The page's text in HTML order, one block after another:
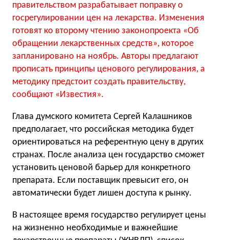
правительством разрабатывает поправку о
госрегулировании цен на лекарства. Изменения
готовят ко второму чтению законопроекта «Об
обращении лекарственных средств», которое
запланировано на ноябрь. Авторы предлагают
прописать принципы ценового регулирования, а
методику предстоит создать правительству,
сообщают «Известия».
Глава думского комитета Сергей Калашников
предполагает, что российская методика будет
ориентироваться на референтную цену в других
странах. После анализа цен государство сможет
установить ценовой барьер для конкретного
препарата. Если поставщик превысит его, он
автоматически будет лишен доступа к рынку.
В настоящее время государство регулирует цены
на жизненно необходимые и важнейшие